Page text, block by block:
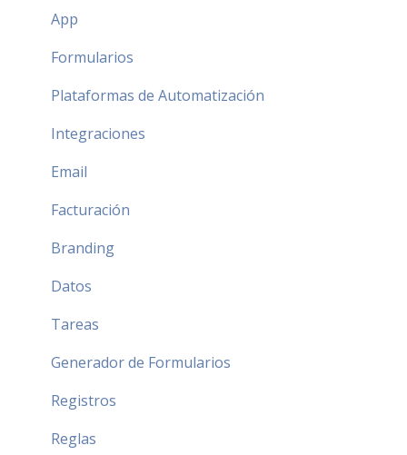
App
Formularios
Plataformas de Automatización
Integraciones
Email
Facturación
Branding
Datos
Tareas
Generador de Formularios
Registros
Reglas